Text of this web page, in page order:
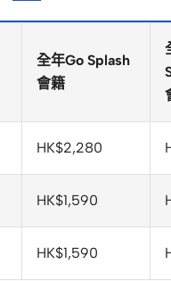
全年Go Splash
會籍
HK$2,280
HK$1,590
HK$1,590